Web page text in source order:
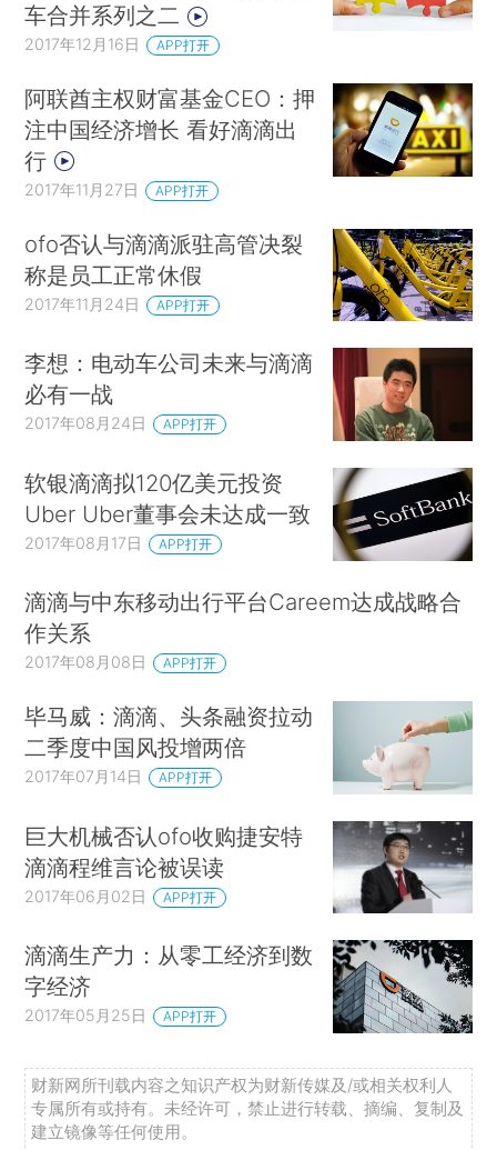
车合并系列之二
2017年12月16日 APP打开
阿联酋主权财富基金CEO：押
注中国经济增长 看好滴滴出
行
2017年11月27日 APP打开
ofo否认与滴滴派驻高管决裂
称是员工正常休假
2017年11月24日 APP打开
李想：电动车公司未来与滴滴
必有一战
2017年08月24日 APP打开
软银滴滴拟120亿美元投资
Uber Uber董事会未达成一致
2017年08月17日 APP打开
滴滴与中东移动出行平台Careem达成战略合
作关系
2017年08月08日 APP打开
毕马威：滴滴、头条融资拉动
二季度中国风投增两倍
2017年07月14日 APP打开
巨大机械否认ofo收购捷安特
滴滴程维言论被误读
2017年06月02日 APP打开
滴滴生产力：从零工经济到数
字经济
2017年05月25日 APP打开
财新网所刊载内容之知识产权为财新传媒及/或相关权利人
专属所有或持有。未经许可，禁止进行转载、摘编、复制及
建立镜像等任何使用。